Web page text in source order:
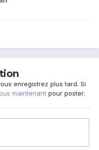
enregistrez plus tard. Si
maintenant pour poster.